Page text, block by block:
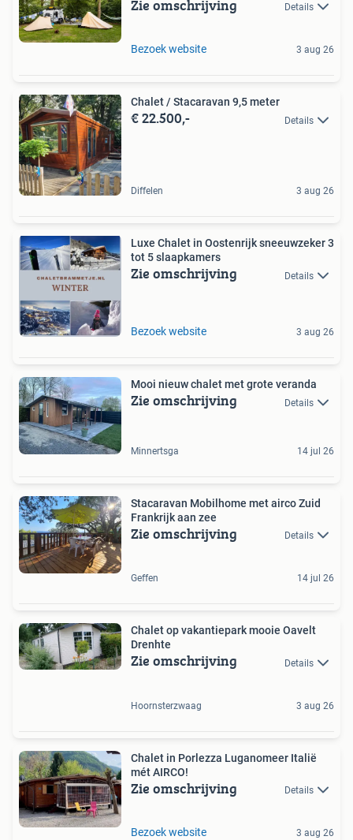
Zie omschrijving Details
Bezoek website 3 aug 26
Chalet / Stacaravan 9,5 meter
€ 22.500,- Details
Diffelen 3 aug 26
Luxe Chalet in Oostenrijk sneeuwzeker 3
tot 5 slaapkamers
Zie omschrijving Details
Bezoek website 3 aug 26
Mooi nieuw chalet met grote veranda
Zie omschrijving Details
Minnertsga 14 jul 26
Stacaravan Mobilhome met airco Zuid
Frankrijk aan zee
Zie omschrijving Details
Geffen 14 jul 26
Chalet op vakantiepark mooie Oavelt
Drenhte
Zie omschrijving Details
Hoornsterzwaag 3 aug 26
Chalet in Porlezza Luganomeer Italië
mét AIRCO!
Zie omschrijving Details
Bezoek website 3 aug 26